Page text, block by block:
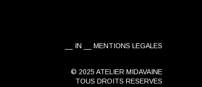
IN MENTIONS LEGALES
© 2025 ATELIER MIDAVAINE
TOUS DROITS RESERVES